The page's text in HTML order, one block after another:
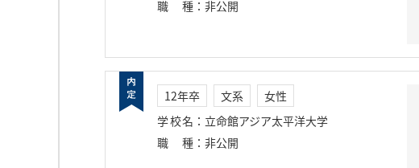
職種 ： 非公開
12年卒 文系
女性
学校名 ： 立命館アジア太平洋大学
職種 ： 非公開